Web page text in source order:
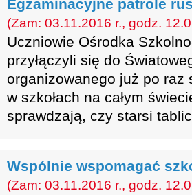
Egzaminacyjne patrole
(Zam: 03.11.2016 r., godz.
Uczniowie Ośrodka
przyłączyli się do
organizowanego już po raz
w szkołach na całym
sprawdzają, czy starsi
Wspólnie wspomagać
(Zam: 03.11.2016 r., godz.